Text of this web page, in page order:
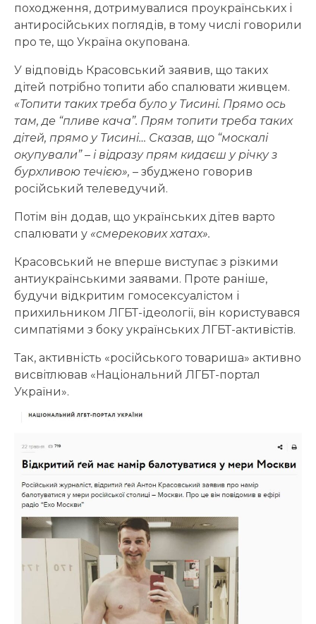
походження, дотримувалися проукраїнських і
антиросійських поглядів, в тому числі говорили
про те, що Україна окупована.
У відповідь Красовський заявив, що таких
дітей потрібно топити або спалювати живцем.
«Топити таких треба було у Тисині. Прямо ось
там, де “пливе кача”. Прям топити треба таких
дітей, прямо у Тисині… Сказав, що “москалі
окупували” – і відразу прям кидаєш у річку з
бурхливою течією», – збуджено говорив
російський телеведучий.
Потім він додав, що українських дітев варто
спалювати у «смерекових хатах».
Красовський не вперше виступає з різкими
антиукраїнськими заявами. Проте раніше,
будучи відкритим гомосексуалістом і
прихильником ЛГБТ-ідеології, він користувався
симпатіями з боку українських ЛГБТ-активістів.
Так, активність «російського товариша» активно
висвітлював «Національний ЛГБТ-портал
України».